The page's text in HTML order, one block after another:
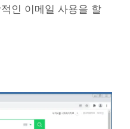
인 이메일 사용을 할